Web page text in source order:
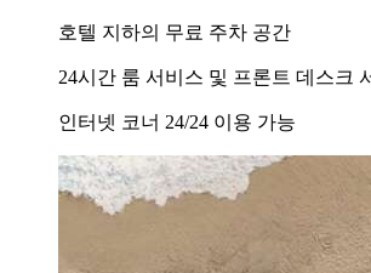
호텔 지하의 무료 주차 공간
24시간 룸 서비스 및 프론트 데스크
인터넷 코너 24/24 이용 가능